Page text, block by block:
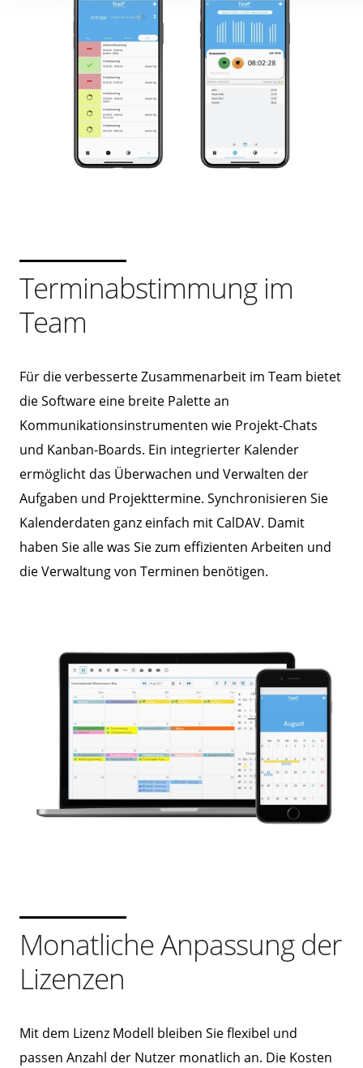
Terminabstimmung im
Team
Für die verbesserte Zusammenarbeit im Team bietet
die Software eine breite Palette an
Kommunikationsinstrumenten wie Projekt-Chats
und Kanban-Boards. Ein integrierter Kalender
ermöglicht das Überwachen und Verwalten der
Aufgaben und Projekttermine. Synchronisieren Sie
Kalenderdaten ganz einfach mit CalDAV. Damit
haben Sie alle was Sie zum effizienten Arbeiten und
die Verwaltung von Terminen benötigen.
Monatliche Anpassung der
Lizenzen
Mit dem Lizenz Modell bleiben Sie flexibel und
passen Anzahl der Nutzer monatlich an. Die Kosten